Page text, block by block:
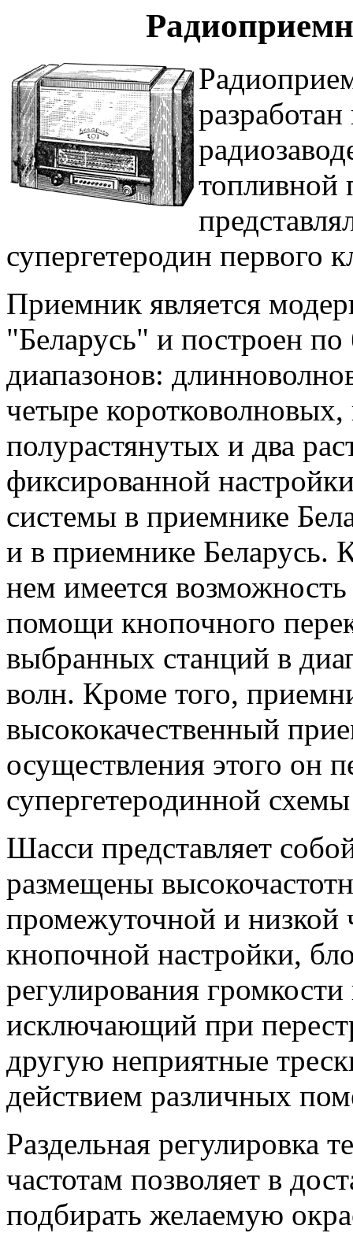
топливной
супергетеродин первого
Приемник является
"Беларусь" и построен
диапазонов:
четыре коротковолновых,
полурастянутых и два
фиксированной
системы в приемнике
и в приемнике Беларусь.
нем имеется
помощи кнопочного
выбранных станций в
волн. Кроме того,
высококачественный
осуществления этого он
супергетеродинной
Шасси представляет
размещены
промежуточной и низкой
кнопочной настройки,
регулирования
исключающий при
другую неприятные
действием различных
Раздельная
частотам позволяет в
подбирать желаемую